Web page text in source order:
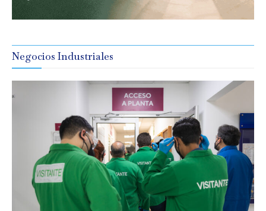
Negocios Industriales